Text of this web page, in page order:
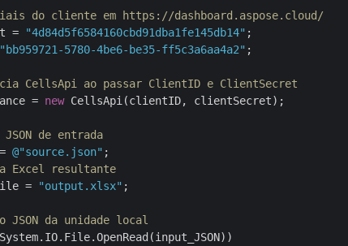
do cliente em https://dashboard.aspose.cloud/
= "4d84d5f6584160cbd91dba1fe145db14"
"bb959721-5780-4be6-be35-ff5c3a6aa4a2" ;
CellsApi ao passar ClientID e ClientSecret
= new CellsApi(clientID, clientSecret);
de entrada
@"source.json"
Excel resultante
= "output.xlsx" ;
da unidade local